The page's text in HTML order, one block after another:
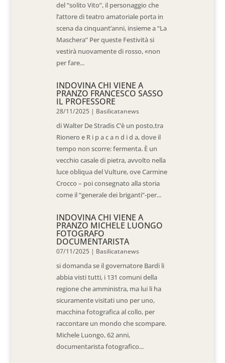
del “solito Vito”, il personaggio che
l’attore di teatro amatoriale porta in
scena da cinquant’anni, insieme a “La
Maschera” Per queste Festività si
vestirà nuovamente di rosso, «non
per fare...
INDOVINA CHI VIENE A
PRANZO FRANCESCO SASSO
IL PROFESSORE
28/11/2025 | Basilicatanews
di Walter De Stradis C’è un posto,tra
Rionero e R i p a c a n d i d a, dove il
tempo non scorre: fermenta. È un
vecchio casale di pietra, avvolto nella
luce obliqua del Vulture, ove Carmine
Crocco – poi consegnato alla storia
come il “generale dei briganti”-per...
INDOVINA CHI VIENE A
PRANZO MICHELE LUONGO
FOTOGRAFO
DOCUMENTARISTA
07/11/2025 | Basilicatanews
si domanda se il governatore Bardi li
abbia visti tutti, i 131 comuni della
regione che amministra, ma lui li ha
sicuramente visitati uno per uno,
macchina fotografica al collo, per
raccontare un mondo che scompare.
Michele Luongo, 62 anni,
documentarista fotografico...